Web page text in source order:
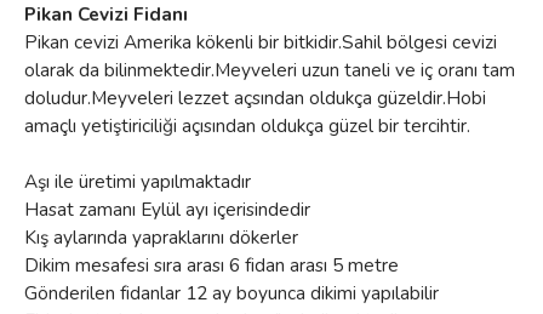
Pikan Cevizi Fidanı
Pikan cevizi Amerika kökenli bir bitkidir.Sahil bölgesi cevizi
olarak da bilinmektedir.Meyveleri uzun taneli ve iç oranı tam
doludur.Meyveleri lezzet açsından oldukça güzeldir.Hobi
amaçlı yetiştiriciliği açısından oldukça güzel bir tercihtir.
Aşı ile üretimi yapılmaktadır
Hasat zamanı Eylül ayı içerisindedir
Kış aylarında yapraklarını dökerler
Dikim mesafesi sıra arası 6 fidan arası 5 metre
Gönderilen fidanlar 12 ay boyunca dikimi yapılabilir